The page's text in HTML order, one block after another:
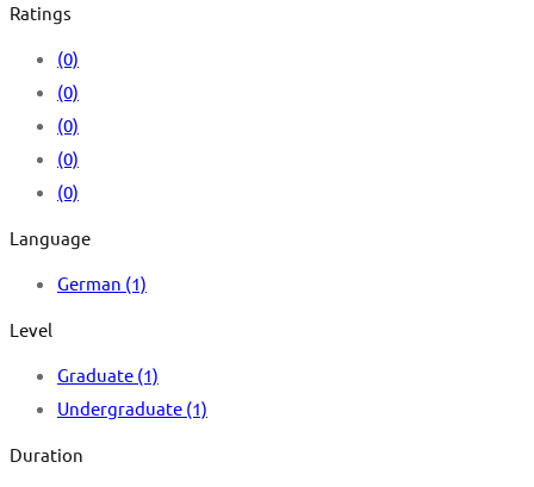
Ratings
(0)
(0)
(0)
(0)
(0)
Language
German (1)
Level
Graduate (1)
Undergraduate (1)
Duration